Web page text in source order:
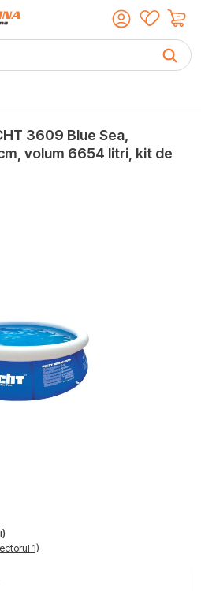
3609 Blue Sea,
volum 6654 litri, kit de
1)